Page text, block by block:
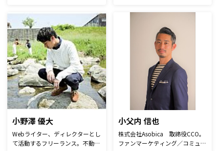
会社へ入社。事業部３人目のメン
バーとして経営管理
SaaS「KUROTEN」の立ち上げに
携わり、2022年にはウェビナー
PDCAクラウド「FanGrowth」の
マーケティング組織事業立ち上げ
を行う。 現在はSaaS事業部の3プ
ロダクトのマーケティングを横串
で担当。
マゾンジャパンで勤務後、フリー
Officerとして活動する傍ら、個人
でもコンサルティング・勉強会・
執筆などの活動を行っている。
主な著書に「ウェブ分析論：増補
改訂版」「ウェブ分析レポーティ
ング講座」「漫画でわかるウェブ
分析」「Webサイト分析・改善の
教科書」など。
小野澤 優大
Webライター、ディレクターとし
て活動するフリーランス。不動産
小父内 信也
株式会社Asobica 取締役CCO。
ファンマーケティング／コミュニ